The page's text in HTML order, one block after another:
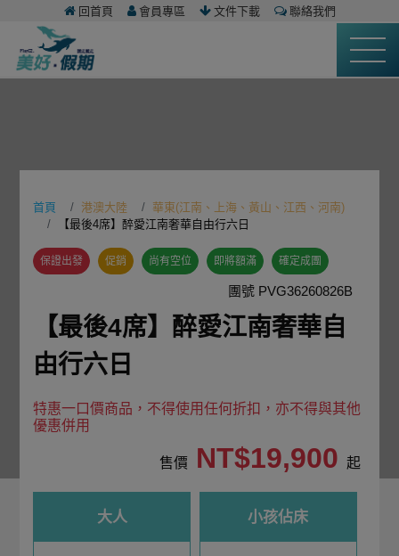
回首頁 會員專區 文件下載 聯絡我們
首頁 港澳大陸
華東(江南、上海、黃山、江西、河南)
【最後4席】醉愛江南奢華自由行六日
保證出發 促銷 尚有空位 即將額滿 確定成團
團號 PVG36260826B
【最後4席】醉愛江南奢華自
由行六日
特惠一口價商品，不得使用任何折扣，亦不得與其他
優惠併用
售價NT$19,900 起
大人 小孩佔床